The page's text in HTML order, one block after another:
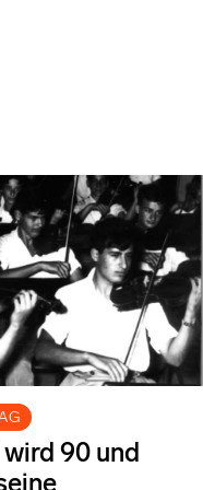
90 und